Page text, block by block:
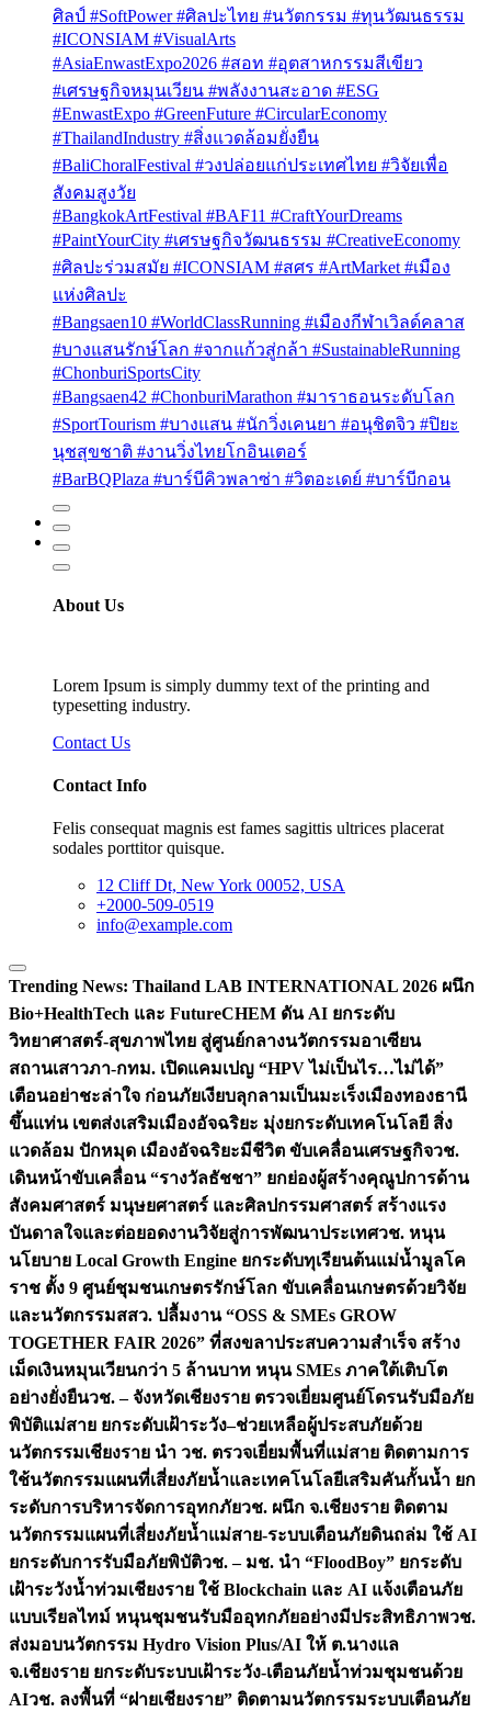
ศิลป์ #SoftPower #ศิลปะไทย #นวัตกรรม #ทุนวัฒนธรรม
#ICONSIAM #VisualArts
#AsiaEnwastExpo2026 #สอท #อุตสาหกรรมสีเขียว
#เศรษฐกิจหมุนเวียน #พลังงานสะอาด #ESG
#EnwastExpo #GreenFuture #CircularEconomy
#ThailandIndustry #สิ่งแวดล้อมยั่งยืน
#BaliChoralFestival #วงปล่อยแก่ประเทศไทย #วิจัยเพื่อ
สังคมสูงวัย
#BangkokArtFestival #BAF11 #CraftYourDreams
#PaintYourCity #เศรษฐกิจวัฒนธรรม #CreativeEconomy
#ศิลปะร่วมสมัย #ICONSIAM #สศร #ArtMarket #เมือง
แห่งศิลปะ
#Bangsaen10 #WorldClassRunning #เมืองกีฬาเวิลด์คลาส
#บางแสนรักษ์โลก #จากแก้วสู่กล้า #SustainableRunning
#ChonburiSportsCity
#Bangsaen42 #ChonburiMarathon #มาราธอนระดับโลก
#SportTourism #บางแสน #นักวิ่งเคนยา #อนุชิตจิว #ปิยะ
นุชสุขชาติ #งานวิ่งไทยโกอินเตอร์
#BarBQPlaza #บาร์บีคิวพลาซ่า #วิตอะเดย์ #บาร์บีกอน
About Us
Lorem Ipsum is simply dummy text of the printing and
typesetting industry.
Contact Us
Contact Info
Felis consequat magnis est fames sagittis ultrices placerat
sodales porttitor quisque.
12 Cliff Dt, New York 00052, USA
+2000-509-0519
info@example.com
Trending News: Thailand LAB INTERNATIONAL 2026 ผนึก
Bio+HealthTech และ FutureCHEM ดัน AI ยกระดับ
วิทยาศาสตร์-สุขภาพไทย สู่ศูนย์กลางนวัตกรรมอาเซียน
สถานเสาวภา-กทม. เปิดแคมเปญ “HPV ไม่เป็นไร…ไม่ได้”
เตือนอย่าชะล่าใจ ก่อนภัยเงียบลุกลามเป็นมะเร็งเมืองทองธานี
ขึ้นแท่น เขตส่งเสริมเมืองอัจฉริยะ มุ่งยกระดับเทคโนโลยี สิ่ง
แวดล้อม ปักหมุด เมืองอัจฉริยะมีชีวิต ขับเคลื่อนเศรษฐกิจวช.
เดินหน้าขับเคลื่อน “รางวัลธัชชา” ยกย่องผู้สร้างคุณูปการด้าน
สังคมศาสตร์ มนุษยศาสตร์ และศิลปกรรมศาสตร์ สร้างแรง
บันดาลใจและต่อยอดงานวิจัยสู่การพัฒนาประเทศวช. หนุน
นโยบาย Local Growth Engine ยกระดับทุเรียนต้นแม่น้ำมูลโค
ราช ตั้ง 9 ศูนย์ชุมชนเกษตรรักษ์โลก ขับเคลื่อนเกษตรด้วยวิจัย
และนวัตกรรมสสว. ปลื้มงาน “OSS & SMEs GROW
TOGETHER FAIR 2026” ที่สงขลาประสบความสำเร็จ สร้าง
เม็ดเงินหมุนเวียนกว่า 5 ล้านบาท หนุน SMEs ภาคใต้เติบโต
อย่างยั่งยืนวช. – จังหวัดเชียงราย ตรวจเยี่ยมศูนย์โดรนรับมือภัย
พิบัติแม่สาย ยกระดับเฝ้าระวัง–ช่วยเหลือผู้ประสบภัยด้วย
นวัตกรรมเชียงราย นำ วช. ตรวจเยี่ยมพื้นที่แม่สาย ติดตามการ
ใช้นวัตกรรมแผนที่เสี่ยงภัยน้ำและเทคโนโลยีเสริมคันกั้นน้ำ ยก
ระดับการบริหารจัดการอุทกภัยวช. ผนึก จ.เชียงราย ติดตาม
นวัตกรรมแผนที่เสี่ยงภัยน้ำแม่สาย-ระบบเตือนภัยดินถล่ม ใช้ AI
ยกระดับการรับมือภัยพิบัติวช. – มช. นำ “FloodBoy” ยกระดับ
เฝ้าระวังน้ำท่วมเชียงราย ใช้ Blockchain และ AI แจ้งเตือนภัย
แบบเรียลไทม์ หนุนชุมชนรับมืออุทกภัยอย่างมีประสิทธิภาพวช.
ส่งมอบนวัตกรรม Hydro Vision Plus/AI ให้ ต.นางแล
จ.เชียงราย ยกระดับระบบเฝ้าระวัง-เตือนภัยน้ำท่วมชุมชนด้วย
AIวช. ลงพื้นที่ “ฝายเชียงราย” ติดตามนวัตกรรมระบบเตือนภัย